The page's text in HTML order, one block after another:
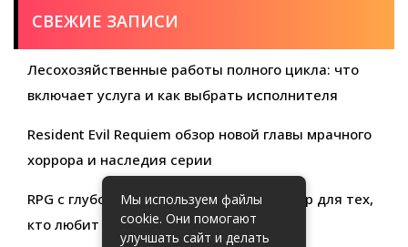
СВЕЖИЕ ЗАПИСИ
Лесохозяйственные работы полного цикла: что
включает услуга и как выбрать исполнителя
Resident Evil Requiem обзор новой главы мрачного
хоррора и наследия серии
RPG с глубокой кастомизацией обзор игр для тех,
кто любит свободу выбора
Мы используем файлы
cookie. Они помогают
улучшать сайт и делать